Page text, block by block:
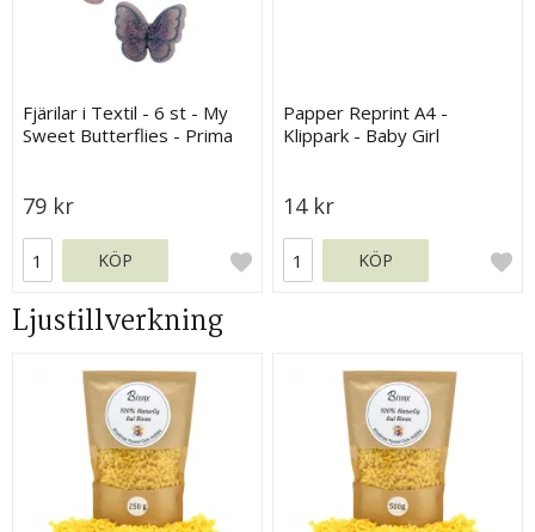
Fjärilar i Textil - 6 st - My
Sweet Butterflies - Prima
79 kr
KÖP
Papper Reprint A4 -
Klippark - Baby Girl
14 kr
KÖP
Ljustillverkning